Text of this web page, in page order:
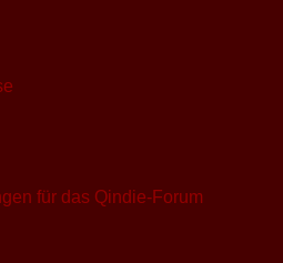
für das Qindie-Forum